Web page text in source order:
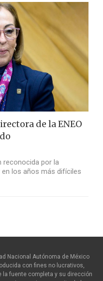
de la ENEO
reconocida por la
en los años más difíciles
Nacional Autónoma de México
con fines no lucrativos,
la fuente completa y su dirección